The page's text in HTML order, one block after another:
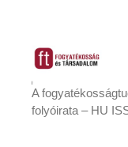
tartalomba
A
folyóirata – HU